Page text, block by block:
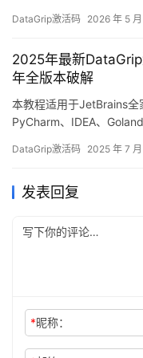
法不是先急着复制文本，
衔接上，也更容易回头
DataGrip激活码 2026 年 5 月
2025年最新
年全版本破解
本教程适用于JetBrains全
PyCharm、IDEA、
将用详细的图文步骤，手
持Windo…
DataGrip激活码 2025 年 7 月
发表回复
*昵称：